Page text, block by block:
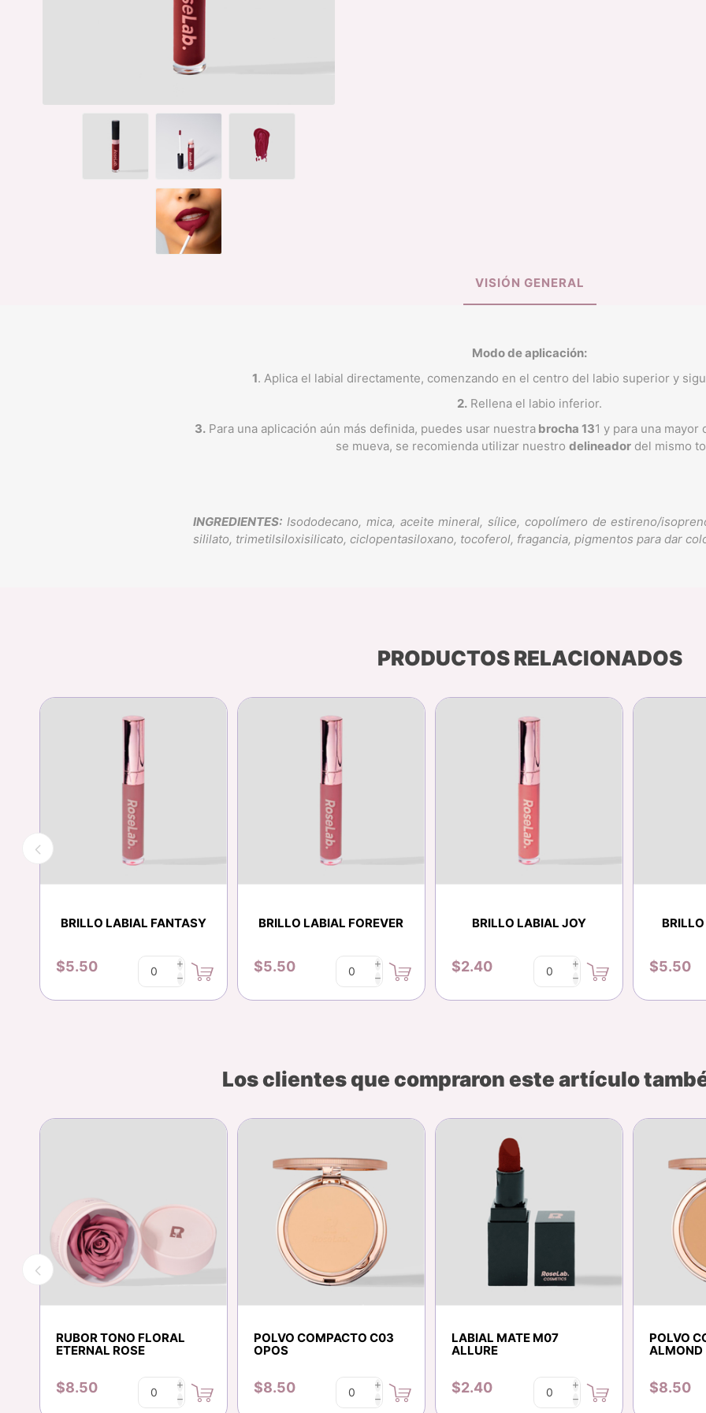
VISIÓN GENERAL
Modo de aplicación:
1. Aplica el labial directamente, comenzando en el centro del labio superior y
2. Rellena el labio inferior.
3. Para una aplicación aún más definida, puedes usar nuestra brocha 131 y para una
se mueva, se recomienda utilizar nuestro delineador del mismo
INGREDIENTES: Isododecano, mica, aceite mineral, sílice, copolímero de estireno/
sililato, trimetilsiloxisilicato, ciclopentasiloxano, tocoferol, fragancia, pigmentos para dar
PRODUCTOS RELACIONADOS
BRILLO LABIAL FANTASY
$5.50 i
h
BRILLO LABIAL FOREVER
$5.50 i
h
BRILLO LABIAL JOY
$2.40 i
h
$5.50
Los clientes que compraron este artículo
RUBOR TONO FLORAL
ETERNAL ROSE
$8.50 i
h
POLVO COMPACTO C03
OPOS
$8.50 i
h
LABIAL MATE M07
ALLURE
$2.40 i
h
POLVO
ALMOND
$8.50